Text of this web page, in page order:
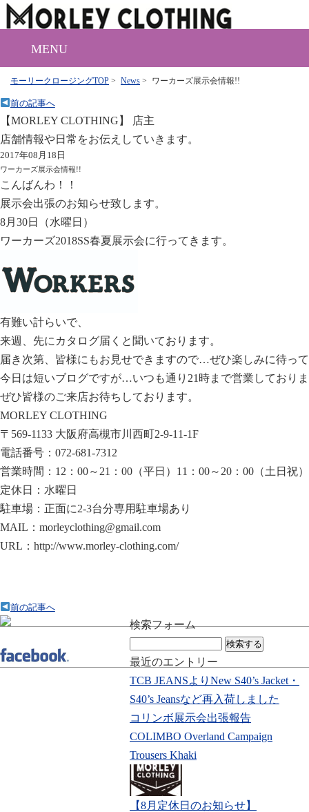
MENU
モーリークロージングTOP > News > ワーカーズ展示会情報!!
前の記事へ
【MORLEY CLOTHING】 店主
店舗情報や日常をお伝えしていきます。
2017年08月18日
ワーカーズ展示会情報!!
こんばんわ！！
展示会出張のお知らせ致します。
8月30日（水曜日）
ワーカーズ2018SS春夏展示会に行ってきます。
有難い計らいで、
来週、先にカタログ届くと聞いております。
届き次第、皆様にもお見せできますので…ぜひ楽しみに待っ
今日は短いブログですが…いつも通り21時まで営業しており
ぜひ皆様のご来店お待ちしております。
MORLEY CLOTHING
〒569-1133 大阪府高槻市川西町2-9-11-1F
電話番号：072-681-7312
営業時間：12：00～21：00（平日）11：00～20：00（土日祝）
定休日：水曜日
駐車場：正面に2-3台分専用駐車場あり
MAIL：morleyclothing@gmail.com
URL：http://www.morley-clothing.com/
前の記事へ
検索フォーム
索:
最近のエントリー
TCB JEANSよりNew S40’s Jacket・
S40’s Jeansなど再入荷しました
コリンボ展示会出張報告
COLIMBO Overland Campaign
Trousers Khaki
【8月定休日のお知らせ】